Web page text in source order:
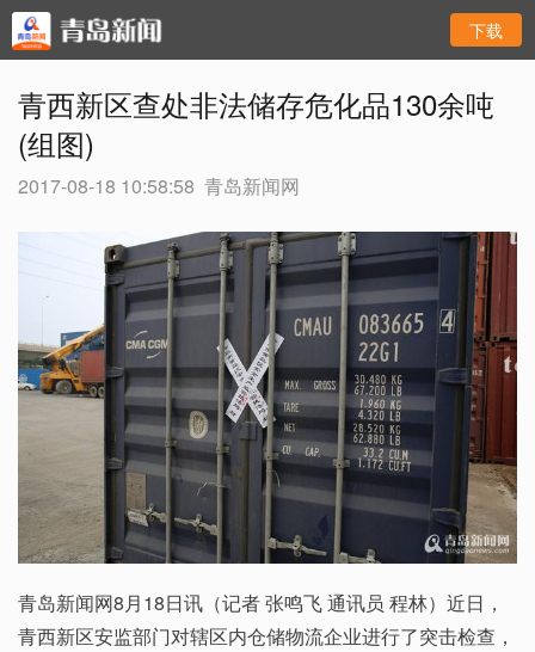
下载
青西新区查处非法储存危化品130余吨
(组图)
2017-08-18 10:58:58 青岛新闻网
青岛新闻网8月18日讯（记者 张鸣飞 通讯员 程林）近日，
青西新区安监部门对辖区内仓储物流企业进行了突击检查，